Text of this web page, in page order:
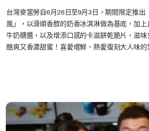
台灣麥當勞自6月26日至9月3日，期間限定推出
風」，以滑順香醇的奶香冰淇淋做為基底，加
牛奶糖醬，以及增添口感的卡滋餅乾脆片，滋
酷爽又香濃甜蜜！喜愛嚐鮮、熱愛復刻大人味的